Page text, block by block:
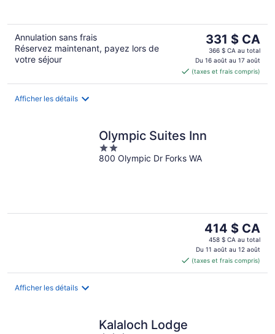
Annulation sans frais
Réservez maintenant, payez lors de
votre séjour
Le
prix
est
de 331 $ CA
par
331 $ CA
366 $ CA au total
Du 16 août au 17 août
(taxes et frais compris)
Afficher les détails
Olympic Suites Inn
2
out
800 Olympic Dr Forks WA
Le
prix
est
de 414 $ CA
par
414 $ CA
458 $ CA au total
Du 11 août au 12 août
(taxes et frais compris)
Afficher les détails
Kalaloch Lodge